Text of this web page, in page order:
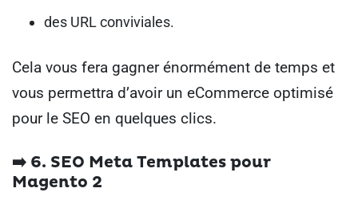
des URL conviviales.
Cela vous fera gagner énormément de temps et
vous permettra d’avoir un eCommerce optimisé
pour le SEO en quelques clics.
➡️ 6. SEO Meta Templates pour
Magento 2